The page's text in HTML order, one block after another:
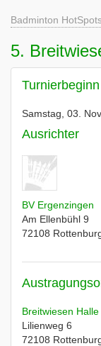
Badminton
5.
Turnierbeginn
Samstag, 03.
Ausrichter
BV Ergenzingen
Am Ellenbühl 9
72108
Breitwiesen Halle
Lilienweg 6
72108